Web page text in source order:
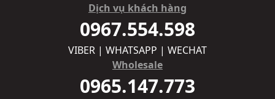
Dịch vụ khách hàng
0967.554.598
VIBER | WHATSAPP | WECHAT
Wholesale
0965.147.773